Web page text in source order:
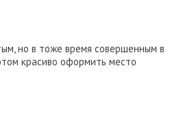
но в тоже время совершенным в
красиво оформить место